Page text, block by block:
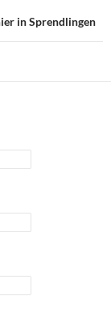
in Sprendlingen